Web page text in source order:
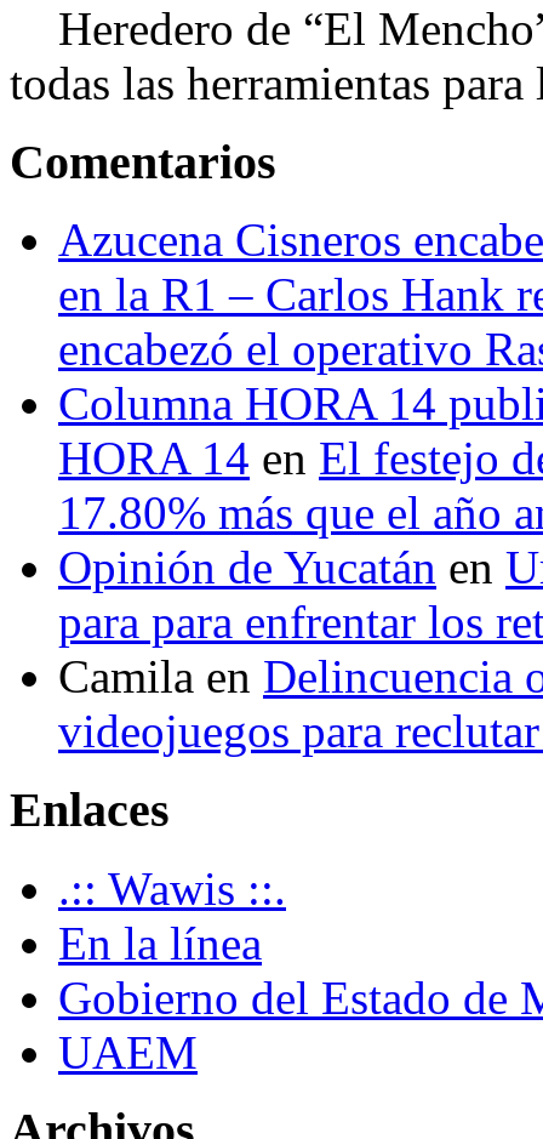
Heredero de “El
todas las herramientas
Comentarios
Azucena Cisneros
en la R1 – Carlos Hank
encabezó el operativo
Columna HORA 14
HORA 14 en El festejo
17.80% más que el año
Opinión de Yucatán en
para para enfrentar los
Camila en Delincuencia
videojuegos para
Enlaces
.:: Wawis ::.
En la línea
Gobierno del Estado de
UAEM